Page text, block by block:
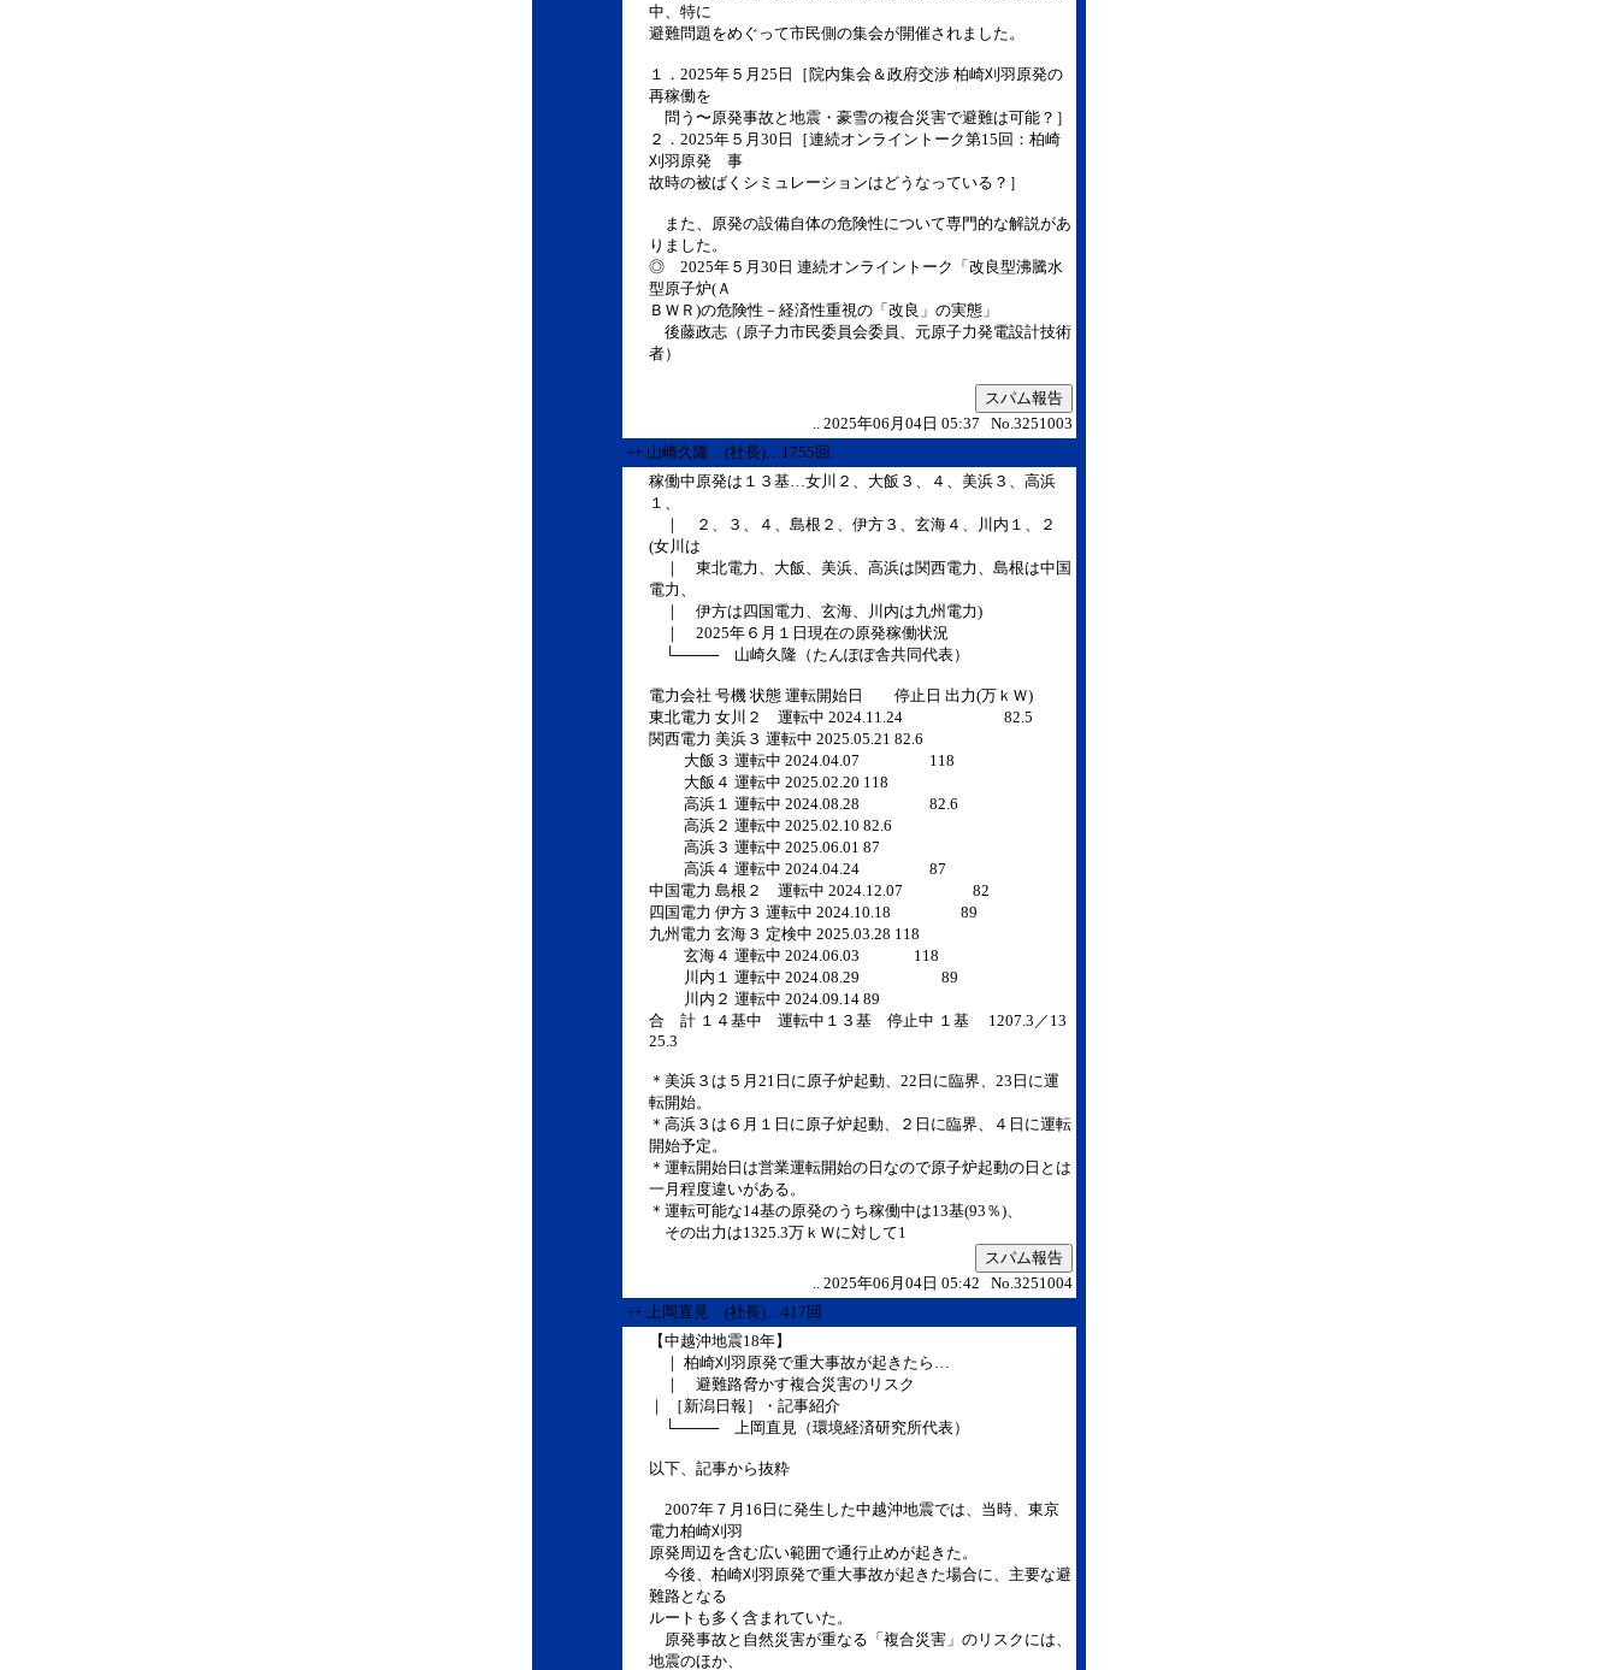
中、特に
避難問題をめぐって市民側の集会が開催されました。
１．2025年５月25日［院内集会＆政府交渉 柏崎刈羽原発の
再稼働を
問う〜原発事故と地震・豪雪の複合災害で避難は可能？］
２．2025年５月30日［連続オンライントーク第15回：柏崎
刈羽原発 事
故時の被ばくシミュレーションはどうなっている？］
また、原発の設備自体の危険性について専門的な解説があ
りました。
◎ 2025年５月30日 連続オンライントーク「改良型沸騰水
型原子炉(Ａ
ＢＷＲ)の危険性－経済性重視の「改良」の実態」
後藤政志（原子力市民委員会委員、元原子力発電設計技術
者）
スパム報告
.. 2025年06月04日 05:37 No.3251003
++ 山崎久隆 (社長)…1755回
稼働中原発は１３基…女川２、大飯３、４、美浜３、高浜
１、
｜ ２、３、４、島根２、伊方３、玄海４、川内１、２
(女川は
｜ 東北電力、大飯、美浜、高浜は関西電力、島根は中国
電力、
｜ 伊方は四国電力、玄海、川内は九州電力)
｜ 2025年６月１日現在の原発稼働状況
└──── 山崎久隆（たんぽぽ舎共同代表）
電力会社 号機 状態 運転開始日 停止日 出力(万ｋＷ)
東北電力 女川２ 運転中 2024.11.24 82.5
関西電力 美浜３ 運転中 2025.05.21 82.6
大飯３ 運転中 2024.04.07 118
大飯４ 運転中 2025.02.20 118
高浜１ 運転中 2024.08.28 82.6
高浜２ 運転中 2025.02.10 82.6
高浜３ 運転中 2025.06.01 87
高浜４ 運転中 2024.04.24 87
中国電力 島根２ 運転中 2024.12.07 82
四国電力 伊方３ 運転中 2024.10.18 89
九州電力 玄海３ 定検中 2025.03.28 118
玄海４ 運転中 2024.06.03 118
川内１ 運転中 2024.08.29 89
川内２ 運転中 2024.09.14 89
合 計 １４基中 運転中１３基 停止中 １基 1207.3／13
25.3
＊美浜３は５月21日に原子炉起動、22日に臨界、23日に運
転開始。
＊高浜３は６月１日に原子炉起動、２日に臨界、４日に運転
開始予定。
＊運転開始日は営業運転開始の日なので原子炉起動の日とは
一月程度違いがある。
＊運転可能な14基の原発のうち稼働中は13基(93％)、
その出力は1325.3万ｋＷに対して1
スパム報告
.. 2025年06月04日 05:42 No.3251004
++ 上岡直見 (社長)…417回
【中越沖地震18年】
｜ 柏崎刈羽原発で重大事故が起きたら…
｜ 避難路脅かす複合災害のリスク
｜ ［新潟日報］・記事紹介
└──── 上岡直見（環境経済研究所代表）
以下、記事から抜粋
2007年７月16日に発生した中越沖地震では、当時、東京
電力柏崎刈羽
原発周辺を含む広い範囲で通行止めが起きた。
今後、柏崎刈羽原発で重大事故が起きた場合に、主要な避
難路となる
ルートも多く含まれていた。
原発事故と自然災害が重なる「複合災害」のリスクには、
地震のほか、